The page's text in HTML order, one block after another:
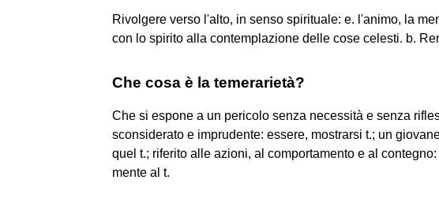
Rivolgere verso l'alto, in senso spirituale: e. l'animo, la
con lo spirito alla contemplazione delle cose celesti. b.
Che cosa è la temerarietà?
Che si espone a un pericolo senza necessità e senza
sconsiderato e imprudente: essere, mostrarsi t.; un
quel t.; riferito alle azioni, al comportamento e al
mente al t.